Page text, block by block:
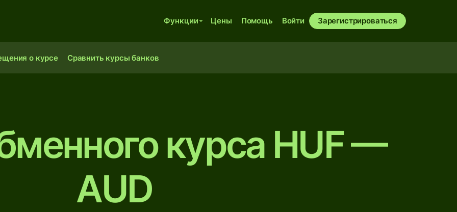
Функции Цены Помощь Войти Зарегистрироваться
о курсе Сравнить курсы банков
курса HUF —
AUD